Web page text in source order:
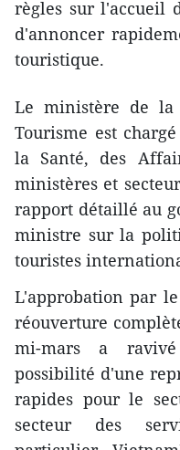
règles sur l'accueil
d'annoncer
touristique.
Le ministère de la
Tourisme est
la Santé, des
ministères et
rapport détaillé au
ministre sur la
touristes
L'approbation par
réouverture
mi-mars a
possibilité d'une
rapides pour le
secteur des